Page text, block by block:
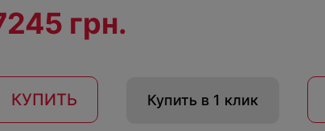
грн.
КУПИТЬ Купить в 1 клик